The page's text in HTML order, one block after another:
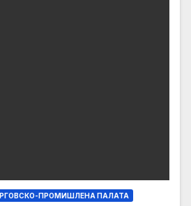
ПРОМИШЛЕНА ПАЛАТА